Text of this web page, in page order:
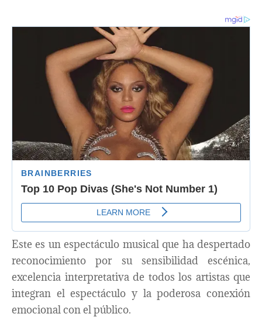
Este es un espectáculo musical que ha despertado
reconocimiento por su sensibilidad escénica,
excelencia interpretativa de todos los artistas que
integran el espectáculo y la poderosa conexión
emocional con el público.